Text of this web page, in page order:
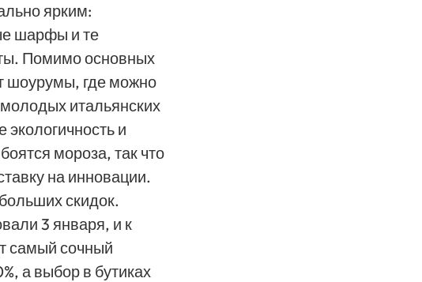
ярким:
шарфы и те
Помимо основных
шоурумы, где можно
итальянских
экологичность и
мороза, так что
на инновации.
скидок.
3 января, и к
самый сочный
а выбор в бутиках